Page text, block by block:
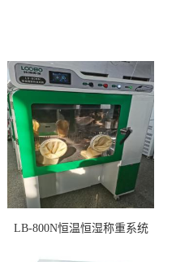
LB-800N恒温恒湿称重系统